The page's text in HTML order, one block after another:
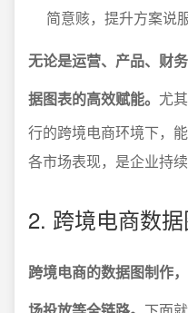
简意赅，提升方案说
无论是运营、产品、财
据图表的高效赋能。 尤
行的跨境电商环境下，
各市场表现，是企业持
2. 跨境电商数
跨境电商的数据图制作